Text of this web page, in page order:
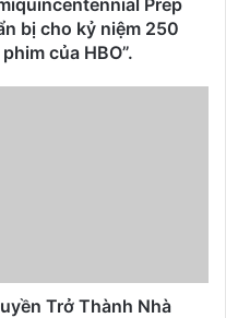
Prep
bị cho kỷ niệm 250
của HBO”.
Trở Thành Nhà